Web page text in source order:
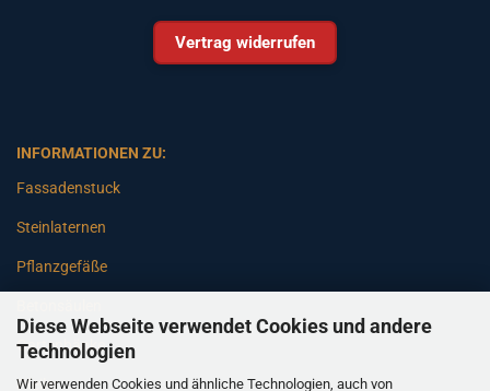
Diese Webseite verwendet Cookies und andere
Technologien
Wir verwenden Cookies und ähnliche Technologien, auch von
Vertrag widerrufen
INFORMATIONEN ZU:
Fassadenstuck
Steinlaternen
Pflanzgefäße
Gartenbänke
Pfeiler